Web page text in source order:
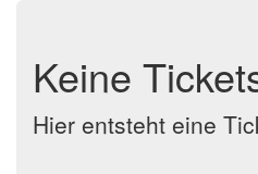
Keine
Hier entsteht eine